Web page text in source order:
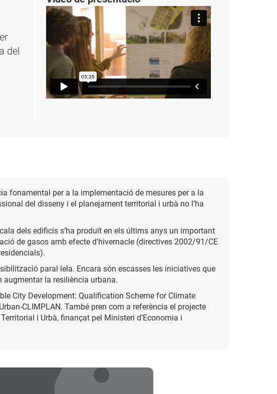
del
fonamental per a la implementació de mesures per a la
del disseny i el planejament territorial i urbà no l’ha
dels edificis s’ha produït en els últims anys un important
de gasos amb efecte d'hivernacle (directives 2002/91/CE
paral·lela. Encara són escasses les iniciatives que
augmentar la resiliència urbana.
City Development: Qualification Scheme for Climate
CLIMPLAN. També pren com a referència el projecte
i Urbà, finançat pel Ministeri d’Economia i